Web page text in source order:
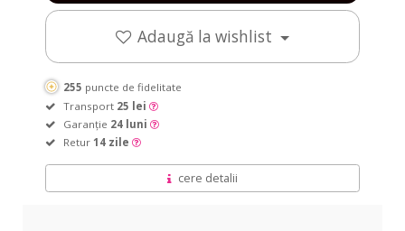
Adaugă la wishlist
255 puncte de fidelitate
Transport 25 lei
Garanție 24 luni
Retur 14 zile
cere detalii